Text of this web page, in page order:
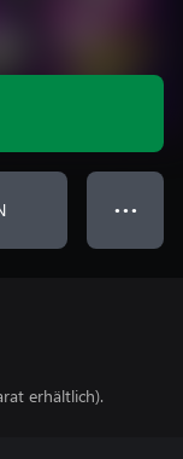
● ● ●
erhältlich).